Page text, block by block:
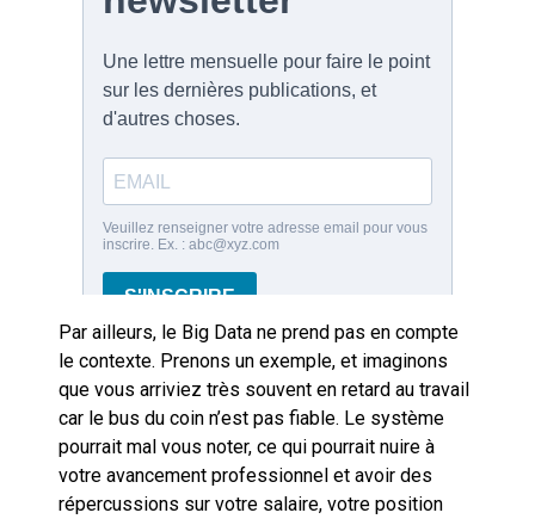
Par ailleurs, le Big Data ne prend pas en compte
le contexte. Prenons un exemple, et imaginons
que vous arriviez très souvent en retard au travail
car le bus du coin n’est pas fiable. Le système
pourrait mal vous noter, ce qui pourrait nuire à
votre avancement professionnel et avoir des
répercussions sur votre salaire, votre position